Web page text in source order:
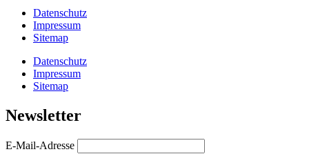
Datenschutz
Impressum
Sitemap
Datenschutz
Impressum
Sitemap
Newsletter
E-Mail-Adresse